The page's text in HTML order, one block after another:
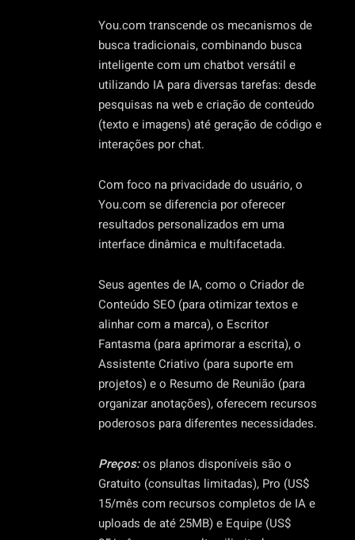
You.com transcende os mecanismos de
busca tradicionais, combinando busca
inteligente com um chatbot versátil e
utilizando IA para diversas tarefas: desde
pesquisas na web e criação de conteúdo
(texto e imagens) até geração de código e
interações por chat.
Com foco na privacidade do usuário, o
You.com se diferencia por oferecer
resultados personalizados em uma
interface dinâmica e multifacetada.
Seus agentes de IA, como o Criador de
Conteúdo SEO (para otimizar textos e
alinhar com a marca), o Escritor
Fantasma (para aprimorar a escrita), o
Assistente Criativo (para suporte em
projetos) e o Resumo de Reunião (para
organizar anotações), oferecem recursos
poderosos para diferentes necessidades.
Preços:os planos disponíveis são o
Gratuito (consultas limitadas), Pro (US$
15/mês com recursos completos de IA e
uploads de até 25MB) e Equipe (US$